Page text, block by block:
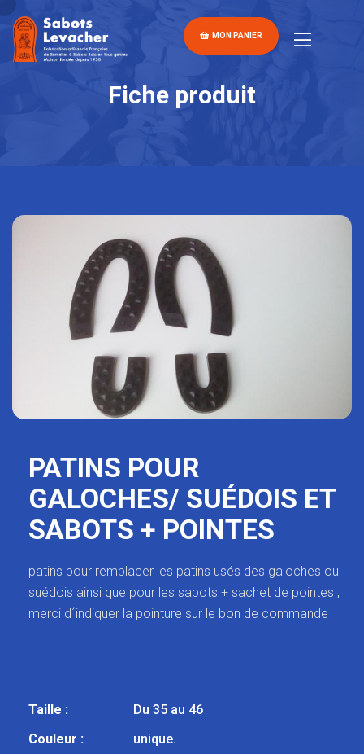
MON PANIER
Fiche produit
PATINS POUR
GALOCHES/ SUÉDOIS ET
SABOTS + POINTES
patins pour remplacer les patins usés des galoches ou
suédois ainsi que pour les sabots + sachet de pointes ,
merci d´indiquer la pointure sur le bon de commande
Taille :
Du 35 au 46
Couleur :
unique.